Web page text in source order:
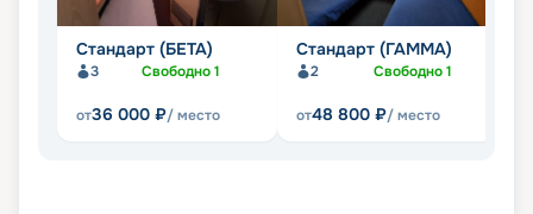
Стандарт (БЕТА)
3 Свободно1
от36 000 ₽/ место
Стандарт (ГАММА)
2 Свободно1
от48 800 ₽/ место